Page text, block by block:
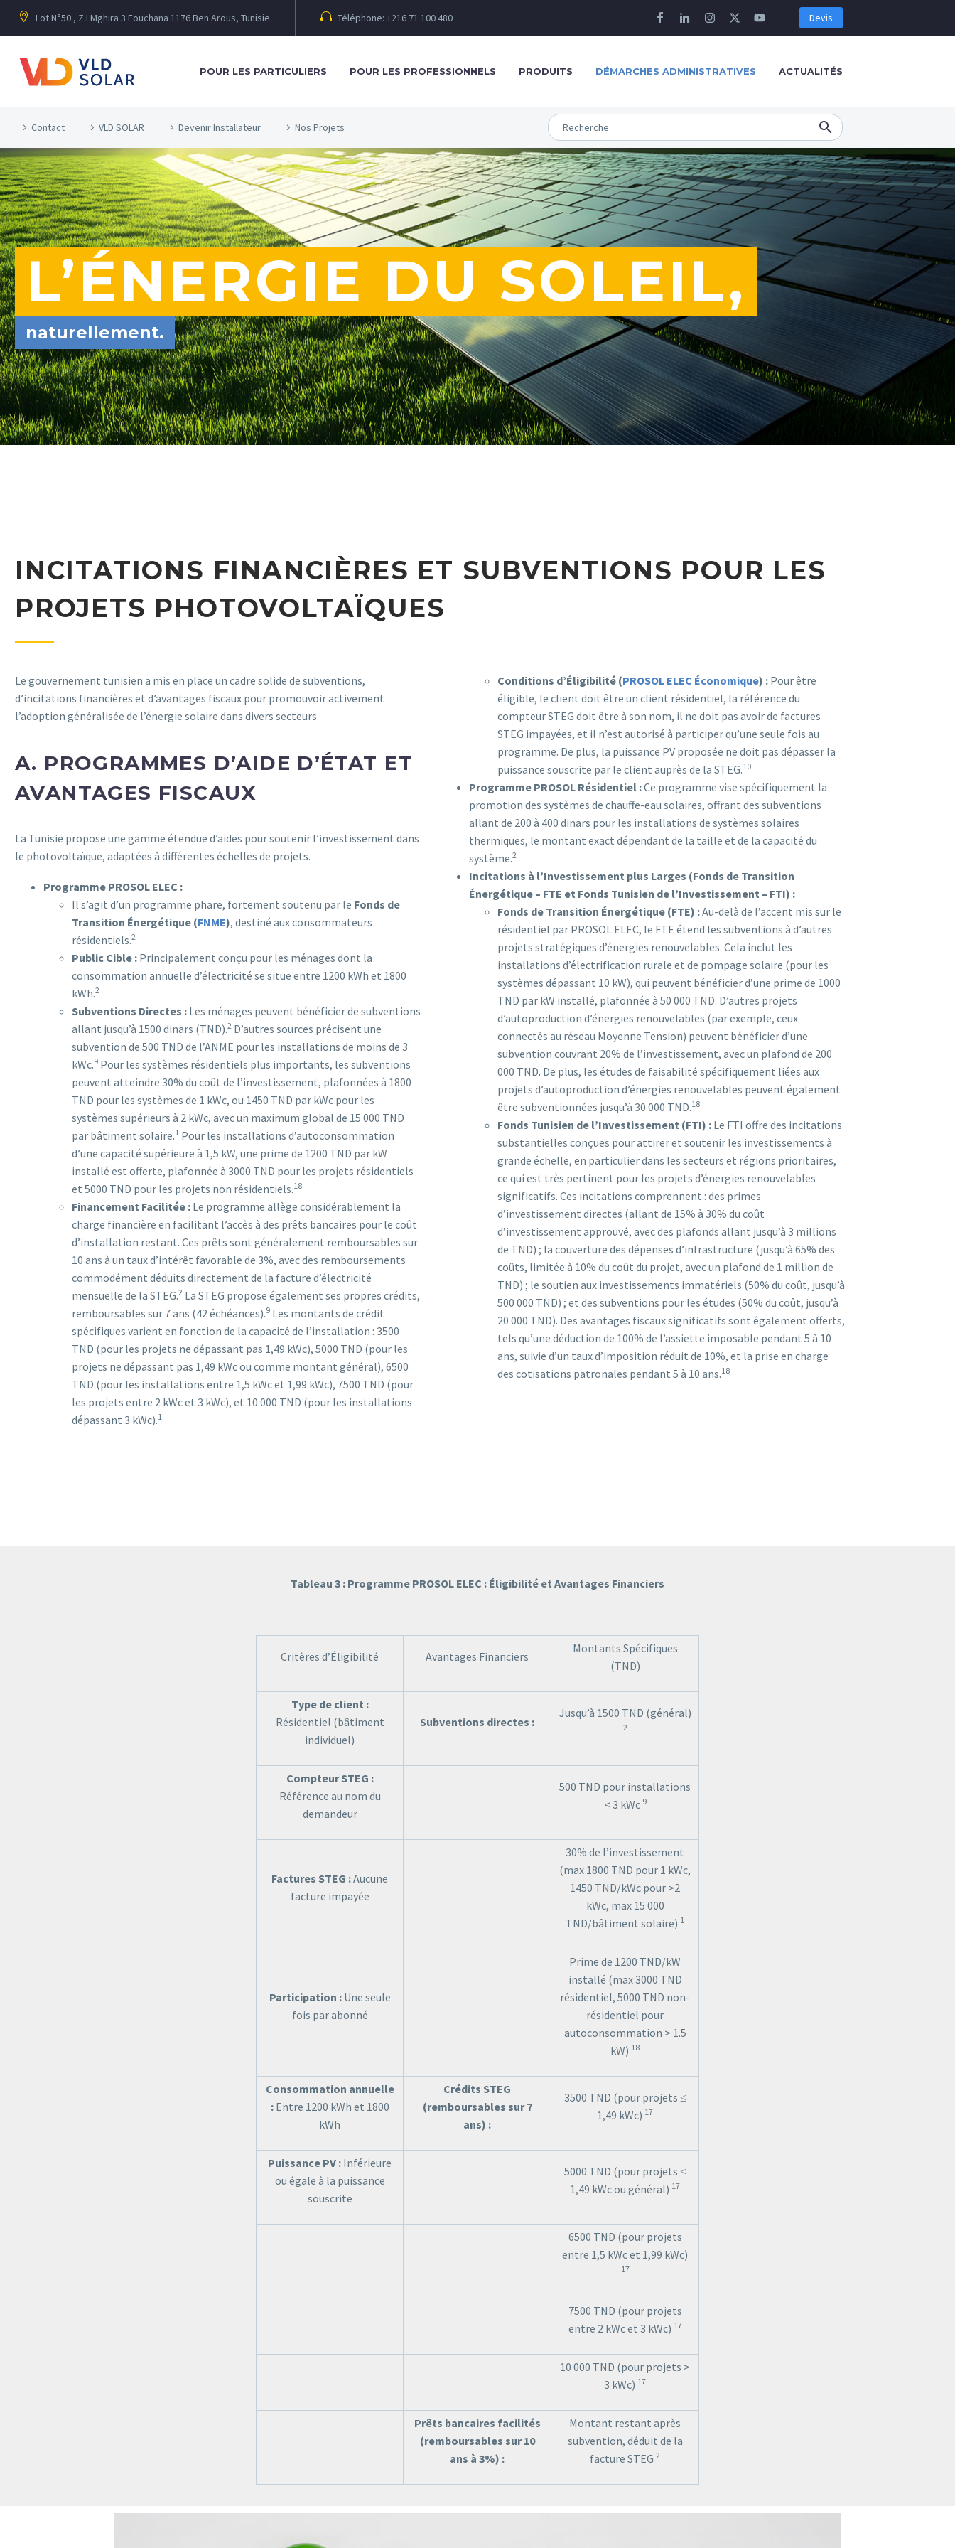
Lot N°50 , Z.I Mghira 3 Fouchana 1176 Ben Arous, Tunisie Téléphone: +216 71 100 480 Devis
POUR LES PARTICULIERS POUR LES PROFESSIONNELS PRODUITS DÉMARCHES ADMINISTRATIVES ACTUALITÉS
Contact VLD SOLAR Devenir Installateur Nos Projets
L’ÉNERGIE DU SOLEIL,
naturellement.
INCITATIONS FINANCIÈRES ET SUBVENTIONS POUR LES
PROJETS PHOTOVOLTAÏQUES
Le gouvernement tunisien a mis en place un cadre solide de subventions,
d’incitations financières et d’avantages fiscaux pour promouvoir activement
l’adoption généralisée de l’énergie solaire dans divers secteurs.
A. PROGRAMMES D’AIDE D’ÉTAT ET
AVANTAGES FISCAUX
La Tunisie propose une gamme étendue d’aides pour soutenir l’investissement dans
le photovoltaïque, adaptées à différentes échelles de projets.
Programme PROSOL ELEC :
Il s’agit d’un programme phare, fortement soutenu par le Fonds de
Transition Énergétique (FNME), destiné aux consommateurs
résidentiels.2
Public Cible : Principalement conçu pour les ménages dont la
consommation annuelle d’électricité se situe entre 1200 kWh et 1800
kWh.2
Subventions Directes : Les ménages peuvent bénéficier de subventions
allant jusqu’à 1500 dinars (TND).2 D’autres sources précisent une
subvention de 500 TND de l’ANME pour les installations de moins de 3
kWc.9 Pour les systèmes résidentiels plus importants, les subventions
peuvent atteindre 30% du coût de l’investissement, plafonnées à 1800
TND pour les systèmes de 1 kWc, ou 1450 TND par kWc pour les
systèmes supérieurs à 2 kWc, avec un maximum global de 15 000 TND
par bâtiment solaire.1 Pour les installations d’autoconsommation
d’une capacité supérieure à 1,5 kW, une prime de 1200 TND par kW
installé est offerte, plafonnée à 3000 TND pour les projets résidentiels
et 5000 TND pour les projets non résidentiels.18
Financement Facilitée : Le programme allège considérablement la
charge financière en facilitant l’accès à des prêts bancaires pour le coût
d’installation restant. Ces prêts sont généralement remboursables sur
10 ans à un taux d’intérêt favorable de 3%, avec des remboursements
commodément déduits directement de la facture d’électricité
mensuelle de la STEG.2 La STEG propose également ses propres crédits,
remboursables sur 7 ans (42 échéances).9 Les montants de crédit
spécifiques varient en fonction de la capacité de l’installation : 3500
TND (pour les projets ne dépassant pas 1,49 kWc), 5000 TND (pour les
projets ne dépassant pas 1,49 kWc ou comme montant général), 6500
TND (pour les installations entre 1,5 kWc et 1,99 kWc), 7500 TND (pour
les projets entre 2 kWc et 3 kWc), et 10 000 TND (pour les installations
dépassant 3 kWc).1
Conditions d’Éligibilité (PROSOL ELEC Économique) : Pour être
éligible, le client doit être un client résidentiel, la référence du
compteur STEG doit être à son nom, il ne doit pas avoir de factures
STEG impayées, et il n’est autorisé à participer qu’une seule fois au
programme. De plus, la puissance PV proposée ne doit pas dépasser la
puissance souscrite par le client auprès de la STEG.10
Programme PROSOL Résidentiel :Ce programme vise spécifiquement la
promotion des systèmes de chauffe-eau solaires, offrant des subventions
allant de 200 à 400 dinars pour les installations de systèmes solaires
thermiques, le montant exact dépendant de la taille et de la capacité du
système.2
Incitations à l’Investissement plus Larges (Fonds de Transition
Énergétique – FTE et Fonds Tunisien de l’Investissement – FTI) :
Fonds de Transition Énergétique (FTE) :Au-delà de l’accent mis sur le
résidentiel par PROSOL ELEC, le FTE étend les subventions à d’autres
projets stratégiques d’énergies renouvelables. Cela inclut les
installations d’électrification rurale et de pompage solaire (pour les
systèmes dépassant 10 kW), qui peuvent bénéficier d’une prime de 1000
TND par kW installé, plafonnée à 50 000 TND. D’autres projets
d’autoproduction d’énergies renouvelables (par exemple, ceux
connectés au réseau Moyenne Tension) peuvent bénéficier d’une
subvention couvrant 20% de l’investissement, avec un plafond de 200
000 TND. De plus, les études de faisabilité spécifiquement liées aux
projets d’autoproduction d’énergies renouvelables peuvent également
être subventionnées jusqu’à 30 000 TND.18
Fonds Tunisien de l’Investissement (FTI) : Le FTI offre des incitations
substantielles conçues pour attirer et soutenir les investissements à
grande échelle, en particulier dans les secteurs et régions prioritaires,
ce qui est très pertinent pour les projets d’énergies renouvelables
significatifs. Ces incitations comprennent : des primes
d’investissement directes (allant de 15% à 30% du coût
d’investissement approuvé, avec des plafonds allant jusqu’à 3 millions
de TND) ; la couverture des dépenses d’infrastructure (jusqu’à 65% des
coûts, limitée à 10% du coût du projet, avec un plafond de 1 million de
TND) ; le soutien aux investissements immatériels (50% du coût, jusqu’à
500 000 TND) ; et des subventions pour les études (50% du coût, jusqu’à
20 000 TND). Des avantages fiscaux significatifs sont également offerts,
tels qu’une déduction de 100% de l’assiette imposable pendant 5 à 10
ans, suivie d’un taux d’imposition réduit de 10%, et la prise en charge
des cotisations patronales pendant 5 à 10 ans.18
Tableau 3 : Programme PROSOL ELEC : Éligibilité et Avantages Financiers
Critères d’Éligibilité Avantages Financiers
Montants Spécifiques
(TND)
Type de client :
Résidentiel (bâtiment
individuel)
Subventions directes :
Jusqu’à 1500 TND (général)
2
Compteur STEG :
Référence au nom du
demandeur
500 TND pour installations
< 3 kWc 9
Factures STEG :Aucune
facture impayée
30% de l’investissement
(max 1800 TND pour 1 kWc,
1450 TND/kWc pour >2
kWc, max 15 000
TND/bâtiment solaire) 1
Participation :Une seule
fois par abonné
Prime de 1200 TND/kW
installé (max 3000 TND
résidentiel, 5000 TND non-
résidentiel pour
autoconsommation > 1.5
kW) 18
Consommation annuelle
:Entre 1200 kWh et 1800
kWh
Crédits STEG
(remboursables sur 7
ans) :
3500 TND (pour projets ≤
1,49 kWc) 17
Puissance PV : Inférieure
ou égale à la puissance
souscrite
5000 TND (pour projets ≤
1,49 kWc ou général) 17
6500 TND (pour projets
entre 1,5 kWc et 1,99 kWc)
17
7500 TND (pour projets
entre 2 kWc et 3 kWc) 17
10 000 TND (pour projets >
3 kWc) 17
Prêts bancaires facilités
(remboursables sur 10
ans à 3%) :
Montant restant après
subvention, déduit de la
facture STEG 2